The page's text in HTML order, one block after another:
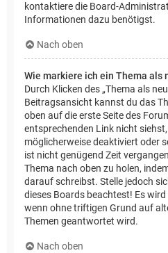
kontaktiere die Board-
Informationen dazu benötigst.
Nach oben
Wie markiere ich ein Thema als
Durch Klicken des „Thema als
Beitragsansicht kannst du das
oben auf die erste Seite des
entsprechenden Link nicht
möglicherweise deaktiviert oder
ist nicht genügend Zeit
Thema nach oben zu holen,
darauf schreibst. Stelle jedoch
dieses Boards beachtest! Es
wenn ohne triftigen Grund auf
Themen geantwortet wird.
Nach oben